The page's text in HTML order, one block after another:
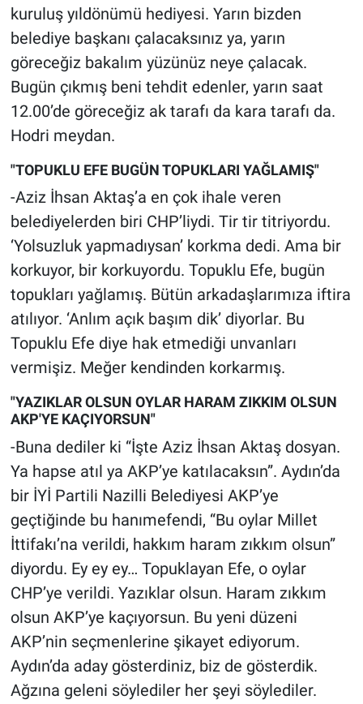
kuruluş yıldönümü hediyesi. Yarın bizden
belediye başkanı çalacaksınız ya, yarın
göreceğiz bakalım yüzünüz neye çalacak.
Bugün çıkmış beni tehdit edenler, yarın saat
12.00’de göreceğiz ak tarafı da kara tarafı da.
Hodri meydan.
"TOPUKLU EFE BUGÜN TOPUKLARI YAĞLAMIŞ"
-Aziz İhsan Aktaş’a en çok ihale veren
belediyelerden biri CHP’liydi. Tir tir titriyordu.
‘Yolsuzluk yapmadıysan’ korkma dedi. Ama bir
korkuyor, bir korkuyordu. Topuklu Efe, bugün
topukları yağlamış. Bütün arkadaşlarımıza iftira
atılıyor. ‘Anlım açık başım dik’ diyorlar. Bu
Topuklu Efe diye hak etmediği unvanları
vermişiz. Meğer kendinden korkarmış.
"YAZIKLAR OLSUN OYLAR HARAM ZIKKIM OLSUN
AKP'YE KAÇIYORSUN"
-Buna dediler ki “İşte Aziz İhsan Aktaş dosyan.
Ya hapse atıl ya AKP’ye katılacaksın”. Aydın’da
bir İYİ Partili Nazilli Belediyesi AKP’ye
geçtiğinde bu hanımefendi, “Bu oylar Millet
İttifakı’na verildi, hakkım haram zıkkım olsun”
diyordu. Ey ey ey… Topuklayan Efe, o oylar
CHP’ye verildi. Yazıklar olsun. Haram zıkkım
olsun AKP’ye kaçıyorsun. Bu yeni düzeni
AKP’nin seçmenlerine şikayet ediyorum.
Aydın’da aday gösterdiniz, biz de gösterdik.
Ağzına geleni söylediler her şeyi söylediler.